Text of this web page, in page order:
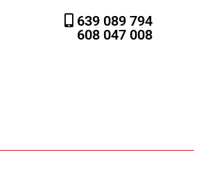
639 089 794
608 047 008